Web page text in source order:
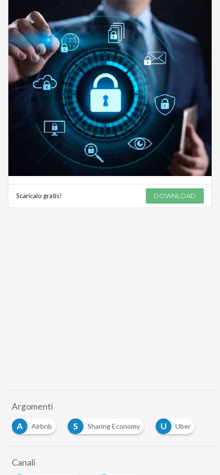
Scaricalo gratis! DOWNLOAD
Argomenti
A
Airbnb S Sharing Economy U Uber
Canali